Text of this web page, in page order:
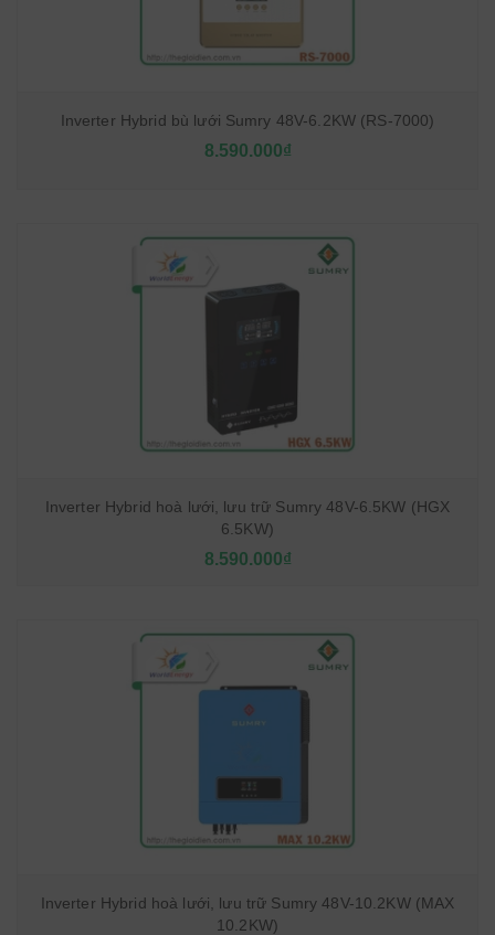
Inverter Hybrid bù lưới Sumry 48V-6.2KW (RS-7000)
8.590.000₫
Inverter Hybrid hoà lưới, lưu trữ Sumry 48V-6.5KW (HGX
6.5KW)
8.590.000₫
Inverter Hybrid hoà lưới, lưu trữ Sumry 48V-10.2KW (MAX
10.2KW)